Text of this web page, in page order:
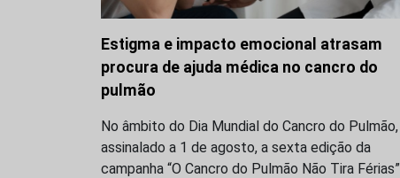
Estigma e impacto emocional atrasam
procura de ajuda médica no cancro do
pulmão
No âmbito do Dia Mundial do Cancro do Pulmão,
assinalado a 1 de agosto, a sexta edição da
campanha “O Cancro do Pulmão Não Tira Férias”